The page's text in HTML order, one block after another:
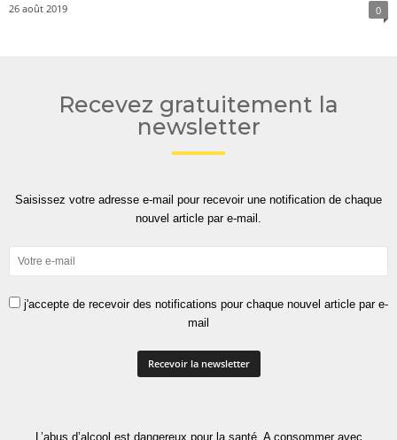
26 août 2019 0
Recevez gratuitement la
newsletter
Saisissez votre adresse e-mail pour recevoir une notification de chaque
nouvel article par e-mail.
j'accepte de recevoir des notifications pour chaque nouvel article par e-
mail
L’abus d’alcool est dangereux pour la santé. A consommer avec